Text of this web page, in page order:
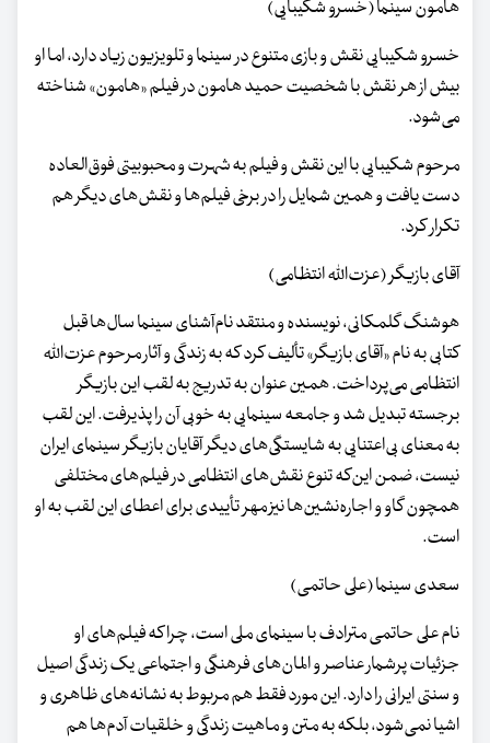
هامون سینما (خسرو شکیبایی)
خسرو شکیبایی نقش و بازی متنوع در سینما و تلویزیون زیاد دارد، اما او
بیش از هر نقش با شخصیت حمید هامون در فیلم «هامون» شناخته
می‌شود.
مرحوم شکیبایی با این نقش و فیلم به شهرت و محبوبیتی فوق‌العاده
دست یافت و همین شمایل را در برخی فیلم‌ها و نقش‌های دیگر هم
تکرار کرد.
آقای بازیگر (عزت‌الله انتظامی)
هوشنگ گلمکانی، نویسنده و منتقد نام‌آشنای سینما سال‌ها قبل
کتابی به نام «آقای بازیگر» تألیف کرد که به زندگی و آثار مرحوم عزت‌الله
انتظامی می‌پرداخت. همین عنوان به تدریج به لقب این بازیگر
برجسته تبدیل شد و جامعه سینمایی به خوبی آن را پذیرفت. این لقب
به معنای بی‌اعتنایی به شایستگی‌های دیگر آقایان بازیگر سینمای ایران
نیست، ضمن این‌که تنوع نقش‌های انتظامی در فیلم‌های مختلفی
همچون گاو و اجاره‌نشین‌ها نیز مهر تأییدی برای اعطای این لقب به او
است.
سعدی سینما (علی حاتمی)
نام علی حاتمی مترادف با سینمای ملی است، چرا که فیلم‌های او
جزئیات پرشمار عناصر و المان‌های فرهنگی و اجتماعی یک زندگی اصیل
و سنتی ایرانی را دارد. این مورد فقط هم مربوط به نشانه‌های ظاهری و
اشیا نمی‌شود، بلکه به متن و ماهیت زندگی و خلقیات آدم‌ها هم